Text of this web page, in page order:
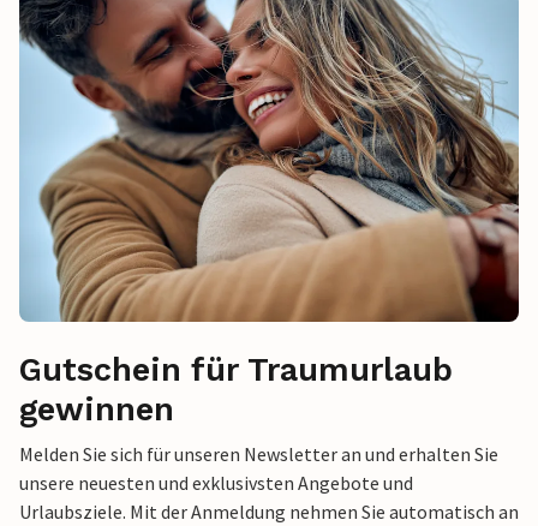
Gutschein für Traumurlaub
gewinnen
Melden Sie sich für unseren Newsletter an und erhalten Sie
unsere neuesten und exklusivsten Angebote und
Urlaubsziele. Mit der Anmeldung nehmen Sie automatisch an